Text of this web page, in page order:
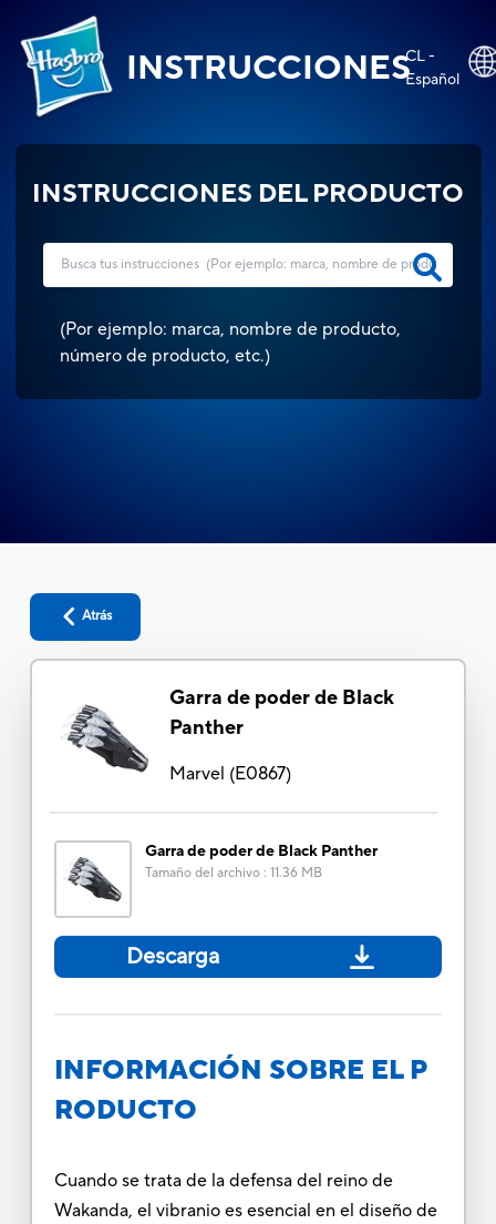
INSTRUCCIONESCL -
Español
INSTRUCCIONES DEL PRODUCTO
(Por ejemplo: marca, nombre de producto,
número de producto, etc.)
Atrás
Garra de poder de Black
Panther
Marvel (E0867)
Garra de poder de Black Panther
Tamaño del archivo: 11.36 MB
Descarga
INFORMACIÓN SOBRE EL P
RODUCTO
Cuando se trata de la defensa del reino de
Wakanda, el vibranio es esencial en el diseño de